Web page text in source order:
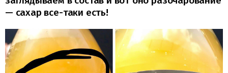
— сахар все-таки есть!